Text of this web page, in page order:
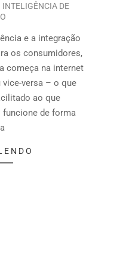
INTELIGÊNCIA DE
e a integração
os consumidores,
começa na internet
versa – o que
ao que
funcione de forma